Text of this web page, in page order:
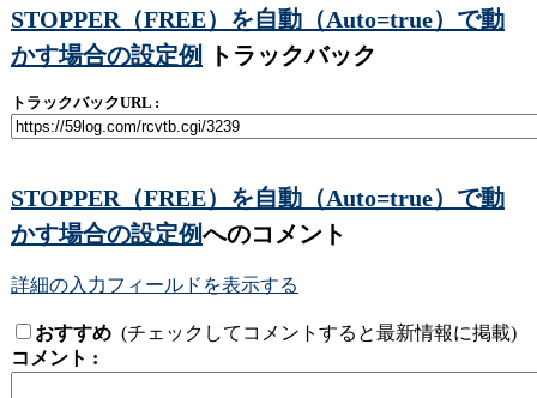
STOPPER（FREE）を自動（Auto=true）で動
かす場合の設定例
トラックバック
トラックバックURL :
STOPPER（FREE）を自動（Auto=true）で動
かす場合の設定例へのコメント
詳細の入力フィールドを表示する
おすすめ(チェックしてコメントすると最新情報に掲載)
コメント :